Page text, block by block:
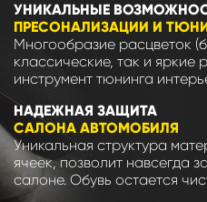
УНИКАЛЬНЫЕ
ПРЕСОНАЛИЗАЦИИ И
Многообразие расцветок
классические, так и яркие
инструмент тюнинга
НАДЕЖНАЯ ЗАЩИТА
САЛОНА АВТОМОБИЛЯ
Уникальная структура
ячеек, позволит навсегда
салоне. Обувь остается